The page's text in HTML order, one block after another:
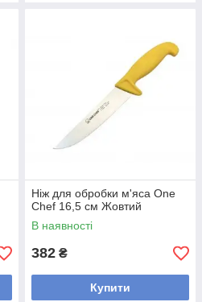
Ніж для обробки м'яса One
Chef 16,5 см Жовтий
В наявності
382 ₴
Купити